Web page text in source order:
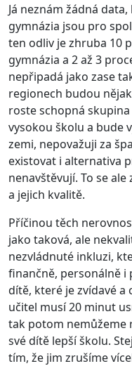
Já neznám žádná
gymnázia jsou pro
ten odliv je zhruba 10
gymnázia a 2 až 3
nepřipadá jako zase
regionech budou
roste schopná
vysokou školu a bude
zemi, nepovažuji za
existovat i alternativa
nenavštěvují. To se
a jejich kvalitě.
Příčinou těch
jako taková, ale
nezvládnuté inkluzi,
finančně, personálně i
dítě, které je zvídavé
učitel musí 20 minut
tak potom nemůžeme
své dítě lepší školu.
tím, že jim zrušíme